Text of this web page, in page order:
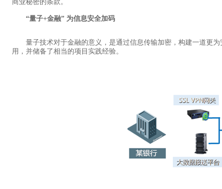
商业秘密的条款。
“量子+金融” 为信息安全加码
量子技术对于金融的意义，是通过信息传输加密，构建一道更为
用，并储备了相当的项目实践经验。